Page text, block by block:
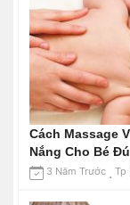
Cách Massage
Nắng Cho Bé
3 Năm Trước